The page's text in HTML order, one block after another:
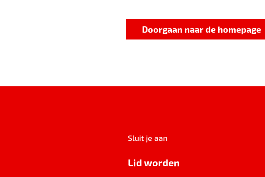
Doorgaan naar de homepage
Sluit je aan
Lid worden